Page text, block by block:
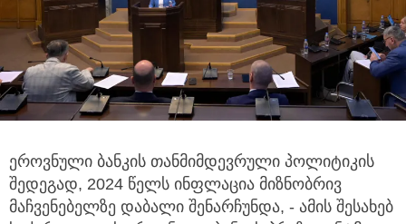
ეროვნული ბანკის თანმიმდევრული პოლიტიკის
შედეგად, 2024 წელს ინფლაცია მიზნობრივ
მაჩვენებელზე დაბალი შენარჩუნდა, - ამის შესახებ